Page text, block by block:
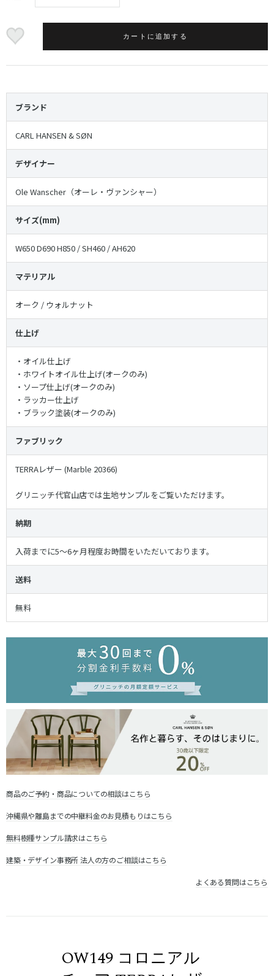
カートに追加する
ブランド
CARL HANSEN & SØN
デザイナー
Ole Wanscher（オーレ・ヴァンシャー）
サイズ(mm)
W650 D690 H850 / SH460 / AH620
マテリアル
オーク / ウォルナット
仕上げ
・オイル仕上げ
・ホワイトオイル仕上げ(オークのみ)
・ソープ仕上げ(オークのみ)
・ラッカー仕上げ
・ブラック塗装(オークのみ)
ファブリック
TERRAレザー (Marble 20366)
グリニッチ代官山店では生地サンプルをご覧いただけます。
納期
入荷までに5〜6ヶ月程度お時間をいただいております。
送料
無料
商品のご予約・商品についての相談はこちら
沖縄県や離島までの中継料金のお見積もりはこちら
無料樹種サンプル請求はこちら
建築・デザイン事務所 法人の方のご相談はこちら
よくある質問はこちら
OW149 コロニアル